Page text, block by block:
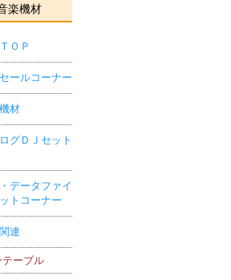
楽機材
ＯＰ
ールコーナー
材
グＤＪセット
データファイ
トコーナー
連
テーブル